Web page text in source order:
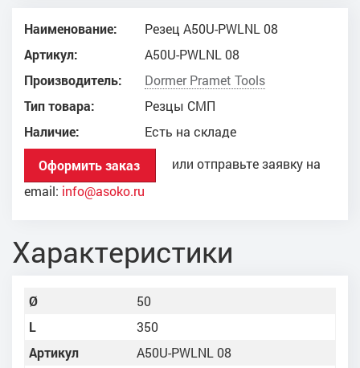
Наименование:
Резец A50U-PWLNL 08
Артикул:
A50U-PWLNL 08
Производитель:
Dоrmer Pramet Tools
Тип товара:
Резцы СМП
Наличие:
Есть на складе
Оформить заказ
или отправьте заявку на
email: info@asoko.ru
Характеристики
Ø
50
L
350
Артикул
A50U-PWLNL 08